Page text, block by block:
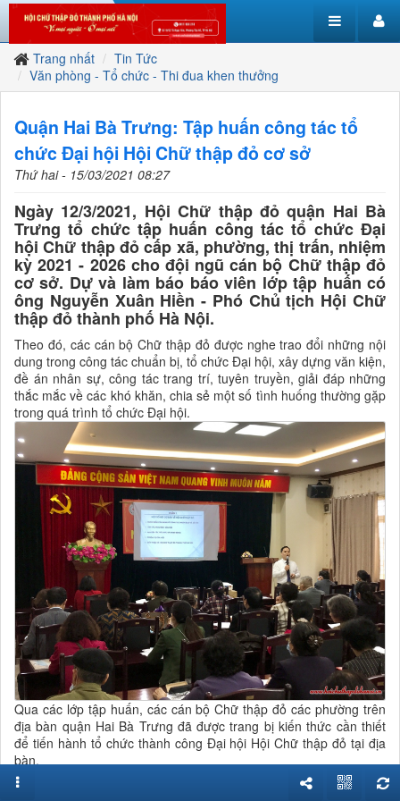
Trang nhất
Tin Tức
Văn phòng - Tổ chức - Thi đua khen thưởng
Quận Hai Bà Trưng: Tập huấn công tác tổ
chức Đại hội Hội Chữ thập đỏ cơ sở
Thứ hai - 15/03/2021 08:27
Ngày 12/3/2021, Hội Chữ thập đỏ quận Hai Bà
Trưng tổ chức tập huấn công tác tổ chức Đại
hội Chữ thập đỏ cấp xã, phường, thị trấn, nhiệm
kỳ 2021 - 2026 cho đội ngũ cán bộ Chữ thập đỏ
cơ sở. Dự và làm báo báo viên lớp tập huấn có
ông Nguyễn Xuân Hiền - Phó Chủ tịch Hội Chữ
thập đỏ thành phố Hà Nội.
Theo đó, các cán bộ Chữ thập đỏ được nghe trao đổi những nội
dung trong công tác chuẩn bị, tổ chức Đại hội, xây dựng văn kiện,
đề án nhân sự, công tác trang trí, tuyên truyền, giải đáp những
thắc mắc về các khó khăn, chia sẻ một số tình huống thường gặp
trong quá trình tổ chức Đại hội.
Qua các lớp tập huấn, các cán bộ Chữ thập đỏ các phường trên
địa bàn quận Hai Bà Trưng đã được trang bị kiến thức cần thiết
để tiến hành tổ chức thành công Đại hội Hội Chữ thập đỏ tại địa
bàn.